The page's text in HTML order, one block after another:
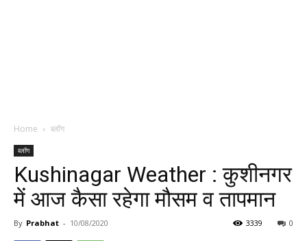
Home ब्लॉग
ब्लॉग
Kushinagar Weather : कुशीनगर
में आज कैसा रहेगा मौसम व तापमान
By Prabhat - 10/08/2020 0
3339